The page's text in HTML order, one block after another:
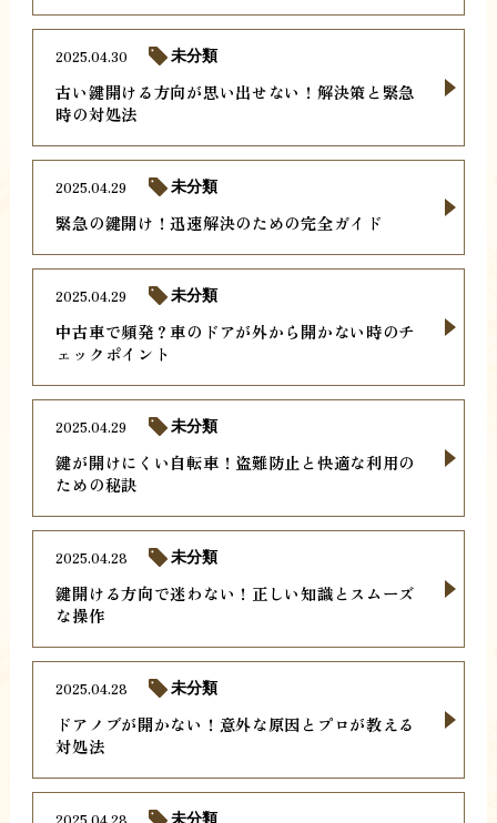
古い鍵開ける方向が思い出せない！解決策と緊急
時の対処法
2025.04.30 未分類
緊急の鍵開け！迅速解決のための完全ガイド
2025.04.29 未分類
中古車で頻発？車のドアが外から開かない時のチ
ェックポイント
2025.04.29 未分類
鍵が開けにくい自転車！盗難防止と快適な利用の
ための秘訣
2025.04.29 未分類
鍵開ける方向で迷わない！正しい知識とスムーズ
な操作
2025.04.28 未分類
ドアノブが開かない！意外な原因とプロが教える
対処法
2025.04.28 未分類
未分類